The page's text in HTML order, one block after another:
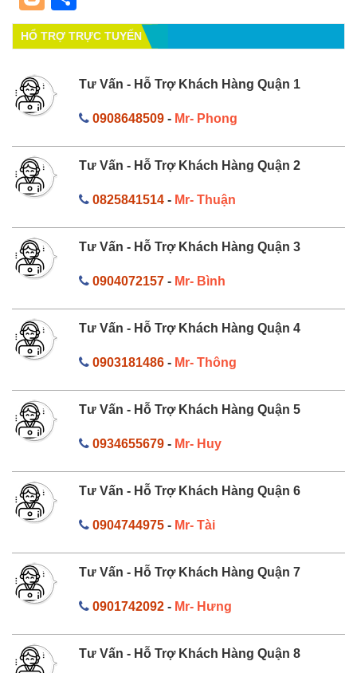
HỔ TRỢ TRỰC TUYẾN
Tư Vấn - Hỗ Trợ Khách Hàng Quận 1
0908648509- Mr- Phong
Tư Vấn - Hỗ Trợ Khách Hàng Quận 2
0825841514- Mr- Thuận
Tư Vấn - Hỗ Trợ Khách Hàng Quận 3
0904072157- Mr- Bình
Tư Vấn - Hỗ Trợ Khách Hàng Quận 4
0903181486- Mr- Thông
Tư Vấn - Hỗ Trợ Khách Hàng Quận 5
0934655679- Mr- Huy
Tư Vấn - Hỗ Trợ Khách Hàng Quận 6
0904744975- Mr- Tài
Tư Vấn - Hỗ Trợ Khách Hàng Quận 7
0901742092- Mr- Hưng
Tư Vấn - Hỗ Trợ Khách Hàng Quận 8